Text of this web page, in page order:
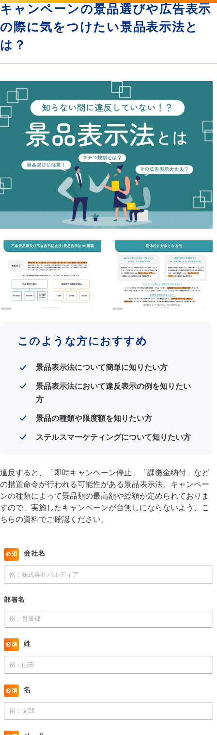
キャンペーンの景品選びや広告表示
の際に気をつけたい景品表示法と
は？
このような方におすすめ
景品表示法について簡単に知りたい方
景品表示法において違反表示の例を知りたい
方
景品の種類や限度額を知りたい方
ステルスマーケティングについて知りたい方
違反すると、「即時キャンペーン停止」「課徴金納付」など
の措置命令が行われる可能性がある景品表示法。キャンペー
ンの種類によって景品類の最高額や総額が定められておりま
すので、実施したキャンペーンが台無しにならないよう、こ
ちらの資料でご確認ください。